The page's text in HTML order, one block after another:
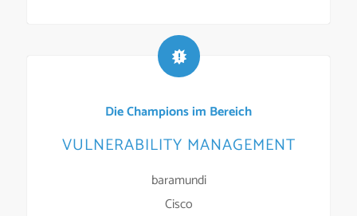
Die Champions im Bereich
VULNERABILITY MANAGEMENT
baramundi
Cisco